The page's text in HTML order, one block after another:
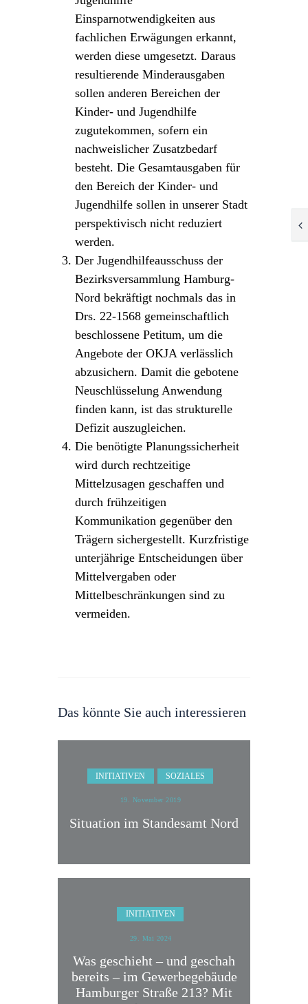
Einsparnotwendigkeiten aus
fachlichen Erwägungen erkannt,
werden diese umgesetzt. Daraus
resultierende Minderausgaben
sollen anderen Bereichen der
Kinder- und Jugendhilfe
zugutekommen, sofern ein
nachweislicher Zusatzbedarf
besteht. Die Gesamtausgaben für
den Bereich der Kinder- und
Jugendhilfe sollen in unserer Stadt
perspektivisch nicht reduziert
werden.
Der Jugendhilfeausschuss der
Bezirksversammlung Hamburg-
Nord bekräftigt nochmals das in
Drs. 22-1568 gemeinschaftlich
beschlossene Petitum, um die
Angebote der OKJA verlässlich
abzusichern. Damit die gebotene
Neuschlüsselung Anwendung
finden kann, ist das strukturelle
Defizit auszugleichen.
Die benötigte Planungssicherheit
wird durch rechtzeitige
Mittelzusagen geschaffen und
durch frühzeitigen
Kommunikation gegenüber den
Trägern sichergestellt. Kurzfristige
unterjährige Entscheidungen über
Mittelvergaben oder
Mittelbeschränkungen sind zu
vermeiden.
Das könnte Sie auch interessieren
INITIATIVEN SOZIALES
19. November 2019
Situation im Standesamt Nord
INITIATIVEN
29. Mai 2024
Was geschieht – und geschah
bereits – im Gewerbegebäude
Hamburger Straße 213? Mit